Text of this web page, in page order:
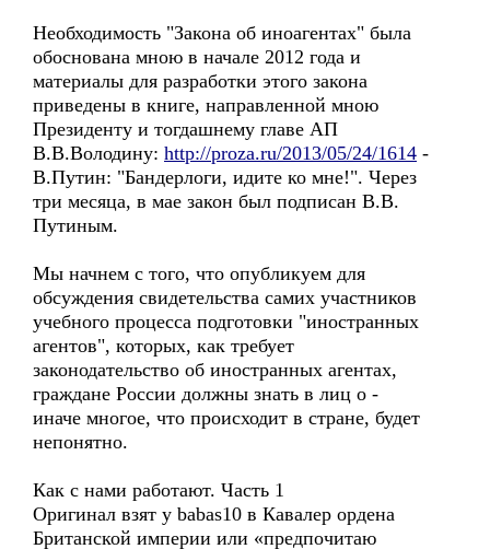
Необходимость "Закона об иноагентах" была
обоснована мною в начале 2012 года и
материалы для разработки этого закона
приведены в книге, направленной мною
Президенту и тогдашнему главе АП
В.В.Володину: http://proza.ru/2013/05/24/1614 -
В.Путин: "Бандерлоги, идите ко мне!". Через
три месяца, в мае закон был подписан В.В.
Путиным.
Мы начнем с того, что опубликуем для
обсуждения свидетельства самих участников
учебного процесса подготовки "иностранных
агентов", которых, как требует
законодательство об иностранных агентах,
граждане России должны знать в лиц о -
иначе многое, что происходит в стране, будет
непонятно.
Как с нами работают. Часть 1
Оригинал взят у babas10 в Кавалер ордена
Британской империи или «предпочитаю